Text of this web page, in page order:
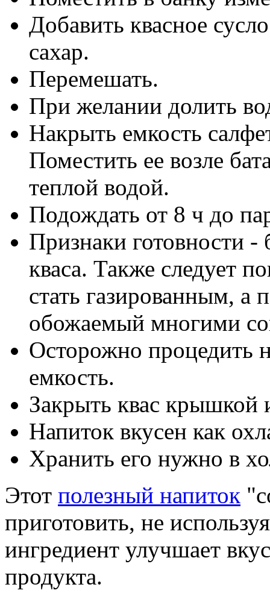
Добавить квасное
сахар.
Перемешать.
При желании долить
Накрыть емкость
Поместить ее возле
теплой водой.
Подождать от 8 ч до
Признаки готовности -
кваса. Также следует
стать газированным, а
обожаемый многими
Осторожно процедить
емкость.
Закрыть квас крышкой
Напиток вкусен как
Хранить его нужно в
Этот полезный напиток
приготовить, не
ингредиент улучшает
продукта.